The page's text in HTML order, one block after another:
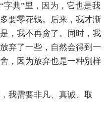
字典”里，因为，它也是我
要零花钱。后来，我才渐
，我不再贪了。同时，我
弃了一些，自然会得到一
，因为放弃也是一种别样
我需要非凡、真诚、取